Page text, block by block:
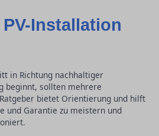
Installation
in Richtung nachhaltiger
beginnt, sollten mehrere
bietet Orientierung und hilft
und Garantie zu meistern und